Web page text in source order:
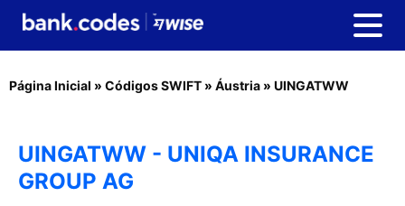
Página Inicial » Códigos SWIFT » Áustria » UINGATWW
UINGATWW - UNIQA INSURANCE
GROUP AG